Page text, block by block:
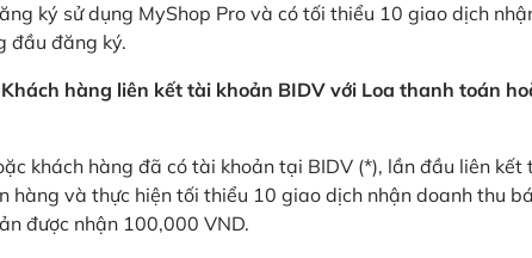
ký sử dụng MyShop Pro và có tối thiểu 10 giao dịch
đầu đăng ký.
hàng liên kết tài khoản BIDV với Loa thanh toán
khách hàng đã có tài khoản tại BIDV (*), lần đầu liên
hàng và thực hiện tối thiểu 10 giao dịch nhận doanh thu
được nhận 100,000 VND.